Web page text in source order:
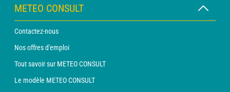
METEO CONSULT
Contactez-nous
Nos offres d'emploi
Tout savoir sur METEO CONSULT
Le modèle METEO CONSULT